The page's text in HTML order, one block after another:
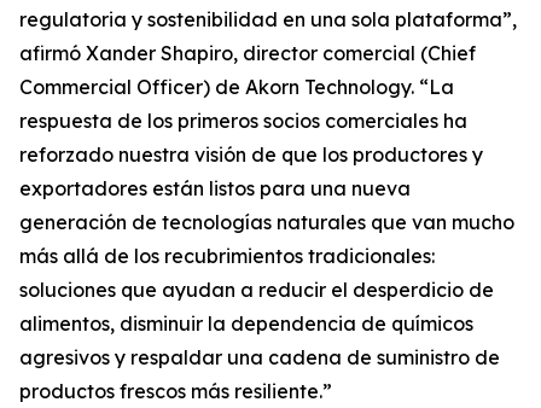
regulatoria y sostenibilidad en una sola plataforma”,
afirmó Xander Shapiro, director comercial (Chief
Commercial Officer) de Akorn Technology. “La
respuesta de los primeros socios comerciales ha
reforzado nuestra visión de que los productores y
exportadores están listos para una nueva
generación de tecnologías naturales que van mucho
más allá de los recubrimientos tradicionales:
soluciones que ayudan a reducir el desperdicio de
alimentos, disminuir la dependencia de químicos
agresivos y respaldar una cadena de suministro de
productos frescos más resiliente.”